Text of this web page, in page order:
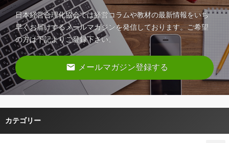
日本経営合理化協会では経営コラムや教材の最新情報をいち
早くお届けするメールマガジンを発信しております。ご希望
の方は下記よりご登録下さい。
email メールマガジン登録する
カテゴリー